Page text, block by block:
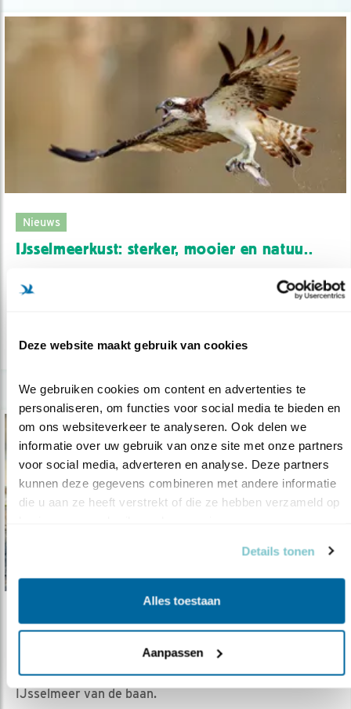
Deze website maakt gebruik van cookies
We gebruiken cookies om content en advertenties te
personaliseren, om functies voor social media te bieden en
om ons websiteverkeer te analyseren. Ook delen we
informatie over uw gebruik van onze site met onze partners
voor social media, adverteren en analyse. Deze partners
kunnen deze gegevens combineren met andere informatie
die u aan ze heeft verstrekt of die ze hebben verzameld op
Details tonen
Alles toestaan
Aanpassen
Nieuws
IJsselmeerkust: sterker, mooier en natuu..
17 miljoen beschikbaar voor meer veiligheid
én natuur.
lees meer
Friese gemeente zegt ‘nee’ tegen zandwin..
14.02.19Hiermee is de voorgenomen zandwinning
IJsselmeer van de baan.